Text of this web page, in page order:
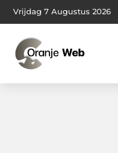
Vrijdag 7 Augustus 2026